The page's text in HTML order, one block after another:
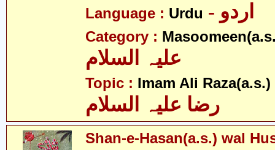
Language : Urdu - اردو
Category :
Topic : Imam Ali Raza(a.s.)
رضا علیہ السلام
Shan-e-Hasan(a.s.) wal